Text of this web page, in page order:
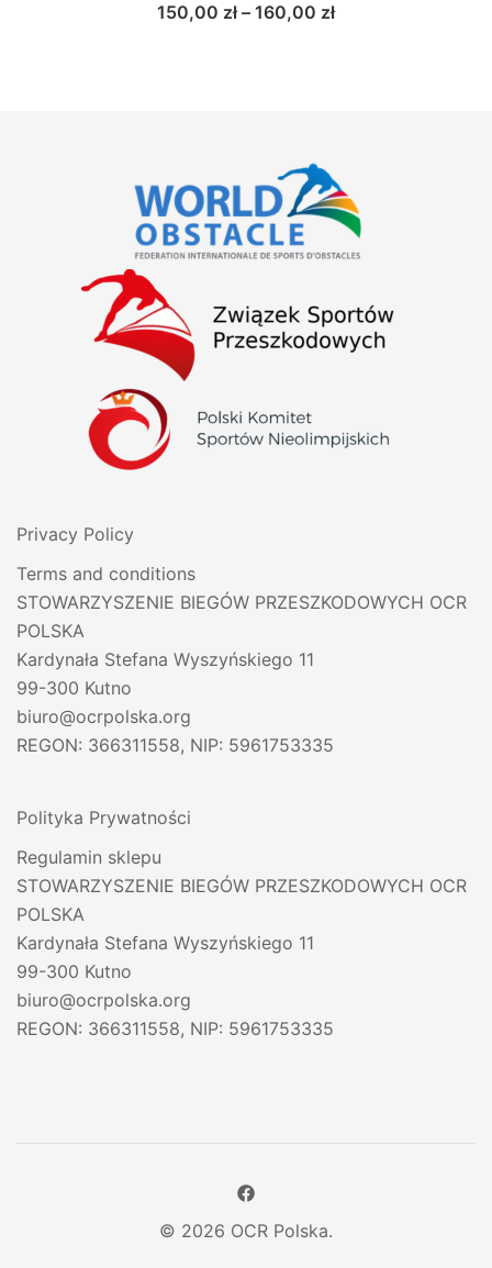
150,00 zł– 160,00 zł
Privacy Policy
Terms and conditions
STOWARZYSZENIE BIEGÓW PRZESZKODOWYCH OCR
POLSKA
Kardynała Stefana Wyszyńskiego 11
99-300 Kutno
biuro@ocrpolska.org
REGON: 366311558, NIP: 5961753335
Polityka Prywatności
Regulamin sklepu
STOWARZYSZENIE BIEGÓW PRZESZKODOWYCH OCR
POLSKA
Kardynała Stefana Wyszyńskiego 11
99-300 Kutno
biuro@ocrpolska.org
REGON: 366311558, NIP: 5961753335
© 2026 OCR Polska.